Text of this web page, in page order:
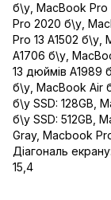
б\у MacBook Pro
Pro 2020 б\у
Pro 13 A1502 б\у
A1706 б\у
13 дюймів A1989
б\у MacBook Air
б\у SSD: 128GB
б\у SSD: 512GB
Gray, Macbook
Діагональ
15,4